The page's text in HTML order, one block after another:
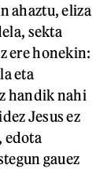
ahaztu, eliza
sekta
ere honekin:
eta
handik nahi
Jesus ez
edota
gauez